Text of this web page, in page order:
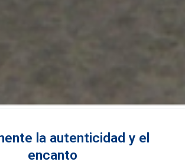
la autenticidad y el
encanto